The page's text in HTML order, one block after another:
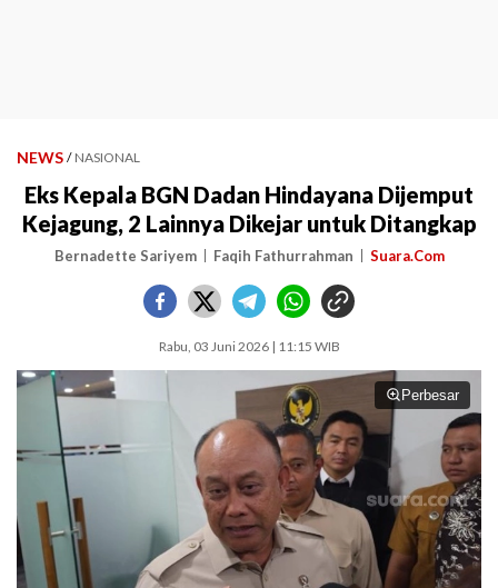
NEWS / NASIONAL
Eks Kepala BGN Dadan Hindayana Dijemput
Kejagung, 2 Lainnya Dikejar untuk Ditangkap
Bernadette Sariyem Faqih Fathurrahman Suara.Com
Rabu, 03 Juni 2026 | 11:15 WIB
Perbesar